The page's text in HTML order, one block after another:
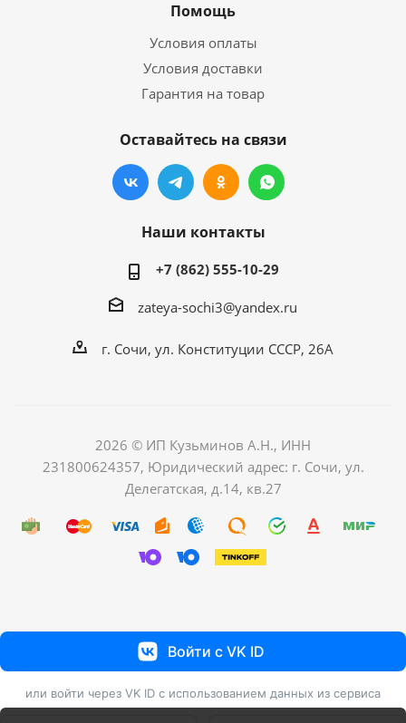
Помощь
Условия оплаты
Условия доставки
Гарантия на товар
Оставайтесь на связи
Наши контакты
+7 (862) 555-10-29
zateya-sochi3@yandex.ru
г. Сочи, ул. Конституции СССР, 26А
2026 © ИП Кузьминов А.Н., ИНН
231800624357, Юридический адрес: г. Сочи, ул.
Делегатская, д.14, кв.27
Войти с VK ID
или войти через VK ID с использованием данных из сервиса